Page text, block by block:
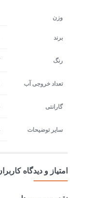
وزن
برند
رنگ
تعداد خروجی آب
گارانتی
سایر توضیحات
امتیاز و دیدگاه